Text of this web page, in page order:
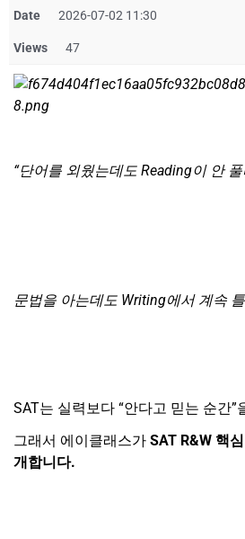
Date 2026-07-02 11:30
Views 47
“단어를 외웠는데도 Reading이 안 풀
문법을 아는데도 Writing에서 계속
SAT는 실력보다 “안다고 믿는 순간”
그래서 에이클래스가 SAT R&W 핵
개합니다.